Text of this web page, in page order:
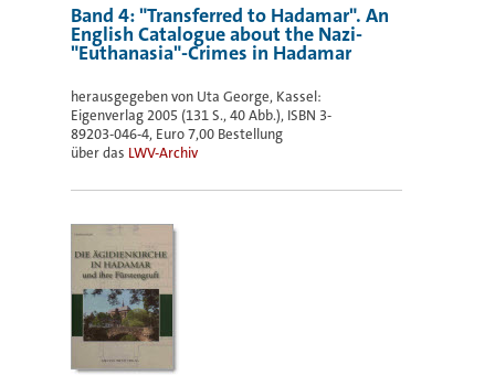
Band 4: "Transferred to Hadamar". An
English Catalogue about the Nazi-
"Euthanasia"-Crimes in Hadamar
herausgegeben von Uta George, Kassel:
Eigenverlag 2005 (131 S., 40 Abb.), ISBN 3-
89203-046-4, Euro 7,00 Bestellung
über das LWV-Archiv